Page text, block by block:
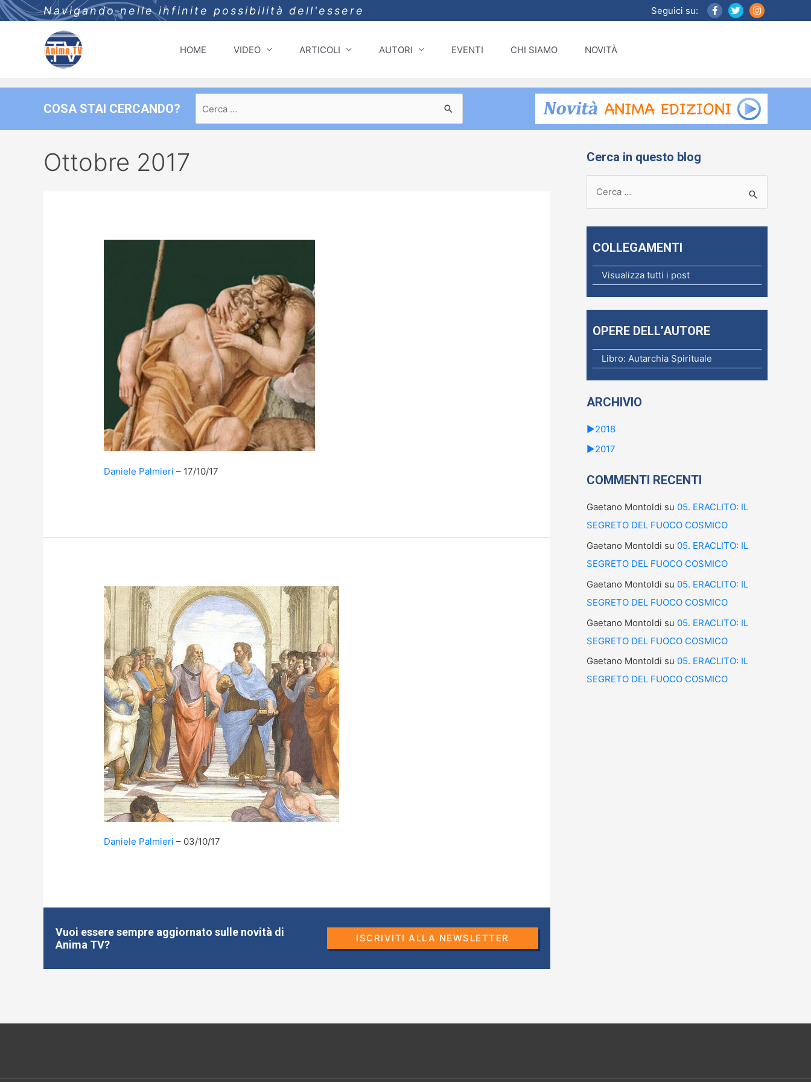
Navigando nelle infinite possibilità dell'essere Seguici su:
HOME VIDEO ARTICOLI AUTORI EVENTI CHI SIAMO NOVITÀ
COSA STAI CERCANDO?
per:
Ottobre 2017
Daniele Palmieri 17/10/17
Daniele Palmieri 03/10/17
Vuoi essere sempre aggiornato sulle novità di
Anima TV?
ISCRIVITI ALLA NEWSLETTER
Cerca in questo blog
p
COLLEGAMENTI
Visualizza tutti i post
OPERE DELL’AUTORE
Libro: Autarchia Spirituale
ARCHIVIO
►2018
►2017
COMMENTI RECENTI
Gaetano Montoldi su 05. ERACLITO: IL
SEGRETO DEL FUOCO COSMICO
Gaetano Montoldi su 05. ERACLITO: IL
SEGRETO DEL FUOCO COSMICO
Gaetano Montoldi su 05. ERACLITO: IL
SEGRETO DEL FUOCO COSMICO
Gaetano Montoldi su 05. ERACLITO: IL
SEGRETO DEL FUOCO COSMICO
Gaetano Montoldi su 05. ERACLITO: IL
SEGRETO DEL FUOCO COSMICO